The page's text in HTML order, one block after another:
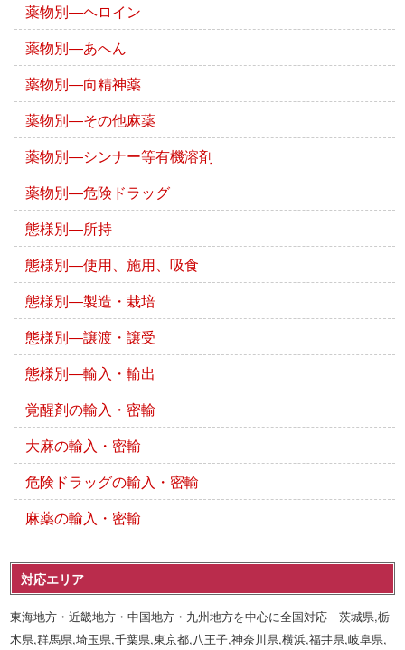
薬物別―ヘロイン
薬物別―あへん
薬物別―向精神薬
薬物別―その他麻薬
薬物別―シンナー等有機溶剤
薬物別―危険ドラッグ
態様別―所持
態様別―使用、施用、吸食
態様別―製造・栽培
態様別―譲渡・譲受
態様別―輸入・輸出
覚醒剤の輸入・密輸
大麻の輸入・密輸
危険ドラッグの輸入・密輸
麻薬の輸入・密輸
対応エリア
東海地方・近畿地方・中国地方・九州地方を中心に全国対応 茨城県,栃
木県,群馬県,埼玉県,千葉県,東京都,八王子,神奈川県,横浜,福井県,岐阜県,